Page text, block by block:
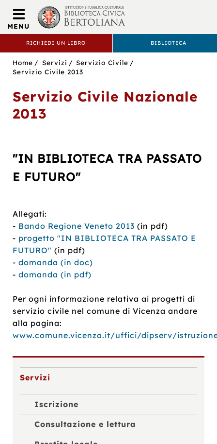
BIBLIOTECA
CIVICA
BERTOLIANA
RICHIEDI UN LIBRO BIBLIOTECA
MENU
Bertoliana
Sei
in:
Home Servizi
Servizio Civile
Servizio Civile 2013
Servizio Civile Nazionale
2013
"IN BIBLIOTECA TRA PASSATO
E FUTURO"
Allegati:
- Bando Regione Veneto 2013 (in pdf)
- progetto "IN BIBLIOTECA TRA PASSATO E
FUTURO"(in pdf)
-domanda (in doc)
-domanda (in pdf)
Per ogni informazione relativa ai progetti di
servizio civile nel comune di Vicenza andare
alla pagina:
www.comune.vicenza.it/uffici/dipserv/
Servizi
Iscrizione
Consultazione e lettura